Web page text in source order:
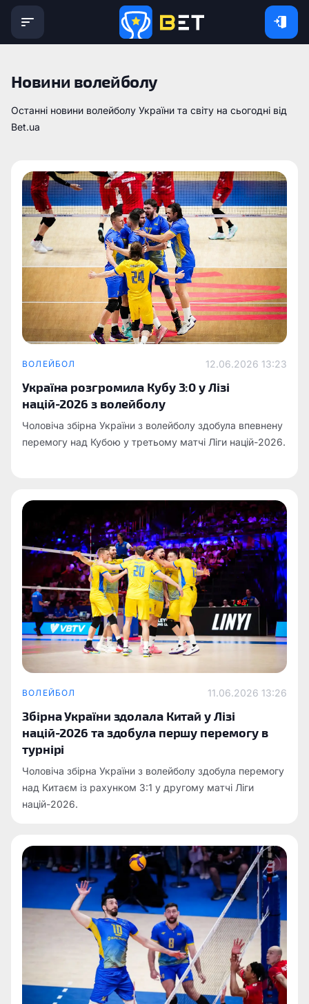
Новини волейболу
Останні новини волейболу України та світу на сьогодні від
Bet.ua
ВОЛЕЙБОЛ 12.06.2026 13:23
Україна розгромила Кубу 3:0 у Лізі
націй-2026 з волейболу
Чоловіча збірна України з волейболу здобула впевнену
перемогу над Кубою у третьому матчі Ліги націй-2026.
ВОЛЕЙБОЛ 11.06.2026 13:26
Збірна України здолала Китай у Лізі
націй-2026 та здобула першу перемогу в
турнірі
Чоловіча збірна України з волейболу здобула перемогу
над Китаєм із рахунком 3:1 у другому матчі Ліги
націй-2026.